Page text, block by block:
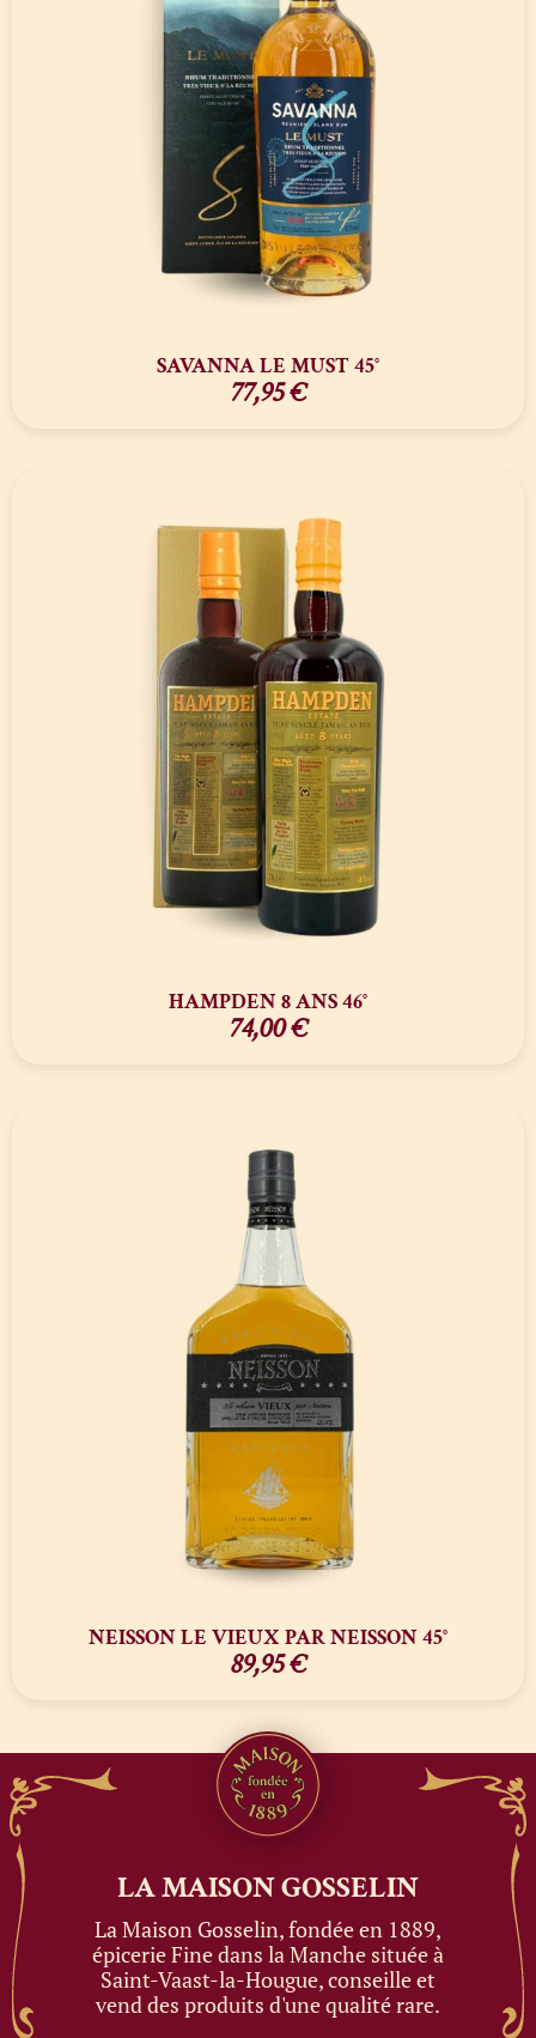
SAVANNA LE MUST 45°
77,95€
HAMPDEN 8 ANS 46°
74,00€
NEISSON LE VIEUX PAR NEISSON 45°
89,95€
LA MAISONGOSSELIN
La Maison Gosselin, fondée en 1889,
épicerie Fine dans la Manche située à
Saint-Vaast-la-Hougue, conseille et
vend des produits d'une qualité rare.